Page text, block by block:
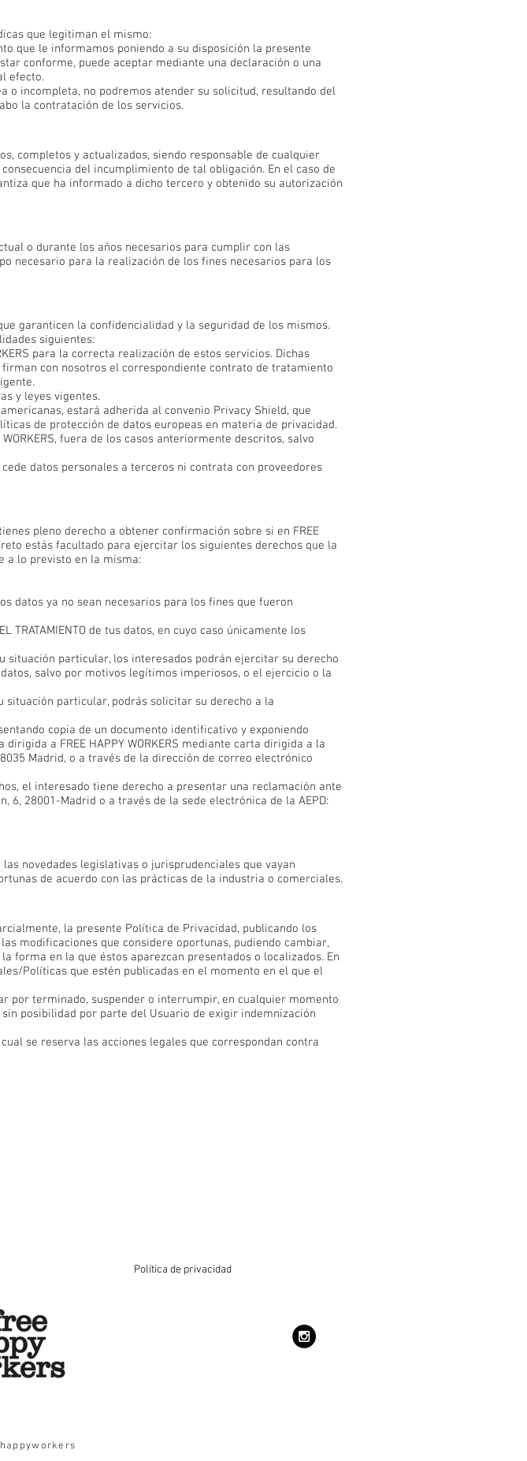
que legitiman el mismo:
que le informamos poniendo a su disposición la presente
conforme, puede aceptar mediante una declaración o una
efecto.
o incompleta, no podremos atender su solicitud, resultando del
la contratación de los servicios.
completos y actualizados, siendo responsable de cualquier
del incumplimiento de tal obligación. En el caso de
que ha informado a dicho tercero y obtenido su autorización
o durante los años necesarios para cumplir con las
necesario para la realización de los fines necesarios para los
garanticen la confidencialidad y la seguridad de los mismos.
siguientes:
para la correcta realización de estos servicios. Dichas
con nosotros el correspondiente contrato de tratamiento
y leyes vigentes.
estará adherida al convenio Privacy Shield, que
de protección de datos europeas en materia de privacidad.
fuera de los casos anteriormente descritos, salvo
cede datos personales a terceros ni contrata con proveedores
pleno derecho a obtener confirmación sobre si en FREE
estás facultado para ejercitar los siguientes derechos que la
a lo previsto en la misma:
datos ya no sean necesarios para los fines que fueron
TRATAMIENTO de tus datos, en cuyo caso únicamente los
situación particular, los interesados podrán ejercitar su derecho
salvo por motivos legítimos imperiosos, o el ejercicio o la
particular, podrás solicitar su derecho a la
copia de un documento identificativo y exponiendo
a FREE HAPPY WORKERS mediante carta dirigida a la
Madrid, o a través de la dirección de correo electrónico
el interesado tiene derecho a presentar una reclamación ante
6, 28001-Madrid o a través de la sede electrónica de la AEPD:
novedades legislativas o jurisprudenciales que vayan
de acuerdo con las prácticas de la industria o comerciales.
la presente Política de Privacidad, publicando los
modificaciones que considere oportunas, pudiendo cambiar,
forma en la que éstos aparezcan presentados o localizados. En
Políticas que estén publicadas en el momento en el que el
por terminado, suspender o interrumpir, en cualquier momento
posibilidad por parte del Usuario de exigir indemnización
cual se reserva las acciones legales que correspondan contra
Política de privacidad